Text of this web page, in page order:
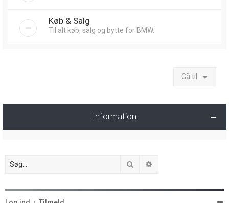
Køb & Salg
Til alt køb, salg og bytte for BMW.
Gå til
Information
Søg